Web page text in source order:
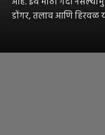
डोंगर, तलाव आणि हिरवळ